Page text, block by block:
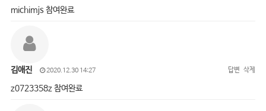
michimjs 참여완료
김애진 2020.12.30 14:27 답변 삭제
z0723358z 참여완료